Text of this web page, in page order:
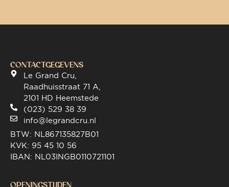
CONTACTGEGEVENS
Le Grand Cru,
Raadhuisstraat 71 A,
2101 HD Heemstede
(023) 529 38 39
info@legrandcru.nl
BTW: NL867135827B01
KVK: 95 45 10 56
IBAN: NL03INGB0110721101
OPENINGSTIJDEN